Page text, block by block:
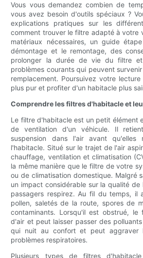
Vous vous demandez combien de
vous avez besoin d'outils spéciaux ?
explications pratiques sur les
comment trouver le filtre adapté à votre
matériaux nécessaires, un guide
démontage et le remontage, des
prolonger la durée de vie du filtre
problèmes courants qui peuvent
remplacement. Poursuivez votre
plus pur et profiter d'un habitacle plus
Comprendre les filtres d'habitacle et
Le filtre d'habitacle est un petit élément
de ventilation d'un véhicule. Il
suspension dans l'air avant qu'elles
l'habitacle. Situé sur le trajet de l'air
chauffage, ventilation et climatisation
la même manière que le filtre de votre
ou de climatisation domestique. Malgré
un impact considérable sur la qualité
passagers respirez. Au fil du temps, il
pollen, saletés de la route, spores de
contaminants. Lorsqu'il est obstrué,
d'air et peut laisser passer des
qui nuit au confort et peut aggraver
problèmes respiratoires.
Plusieurs types de filtres